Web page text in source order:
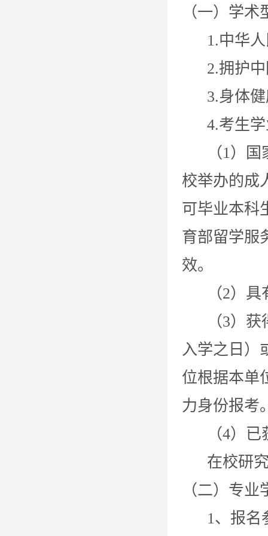
（一）学
1.中华人
2.拥护中
3.身体健
4.考生学
（1）国
校举办的成
可毕业本科
育部留学服
效。
（2）具
（3）获
入学之日）
位根据本单
力身份报考
（4）已
在校研究
（二）专
1、报名参